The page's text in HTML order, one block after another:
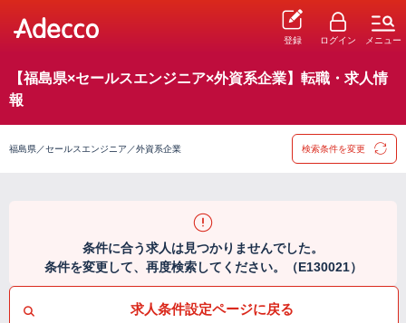
登録 ログイン メニュー
【福島県×セールスエンジニア×外資系企業】転職・求人情
報
福島県／セールスエンジニア／外資系企業 検索条件を変更
条件に合う求人は見つかりませんでした。
条件を変更して、再度検索してください。（E130021）
求人条件設定ページに戻る